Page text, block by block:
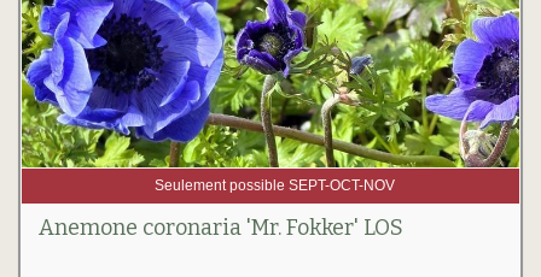
Seulement possible SEPT-OCT-NOV
Anemone coronaria 'Mr. Fokker' LOS